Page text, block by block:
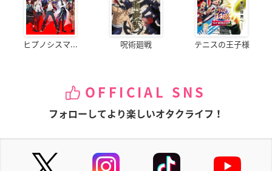
ヒプノシスマ... 呪術廻戦 テニスの王子様
OFFICIAL SNS
フォローしてより楽しいオタクライフ！